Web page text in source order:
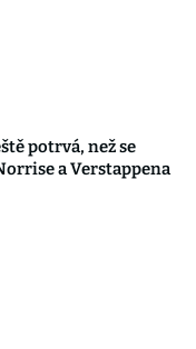
potrvá, než se
a Verstappena